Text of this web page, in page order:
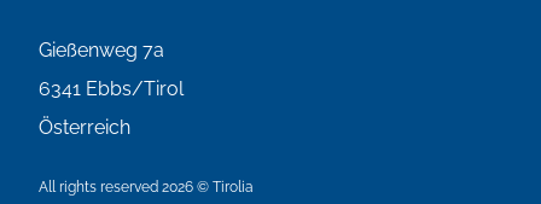
Gießenweg 7a
6341 Ebbs/Tirol
Österreich
All rights reserved 2026 © Tirolia